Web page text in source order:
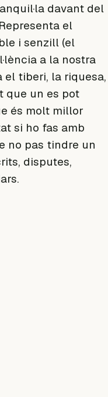
davant del
el
i senzill (el
a la nostra
el tiberi, la riquesa,
que un es pot
és molt millor
si ho fas amb
no pas tindre un
disputes,